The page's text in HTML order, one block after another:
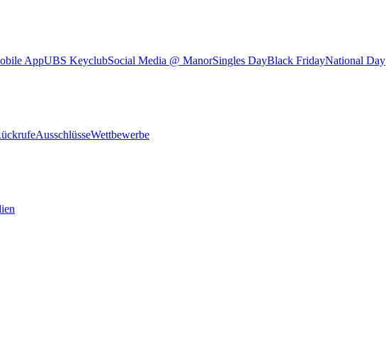
AppUBS KeyclubSocial Media @ ManorSingles DayBlack FridayNational Day
AusschlüsseWettbewerbe